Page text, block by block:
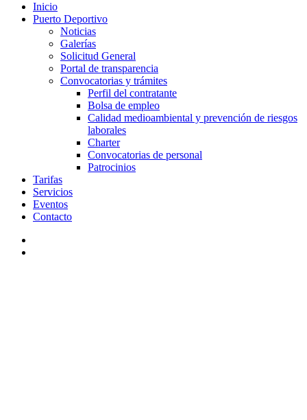
Inicio
Puerto Deportivo
Noticias
Galerías
Solicitud General
Portal de transparencia
Convocatorias y trámites
Perfil del contratante
Bolsa de empleo
Calidad medioambiental y prevención de riesgos
laborales
Charter
Convocatorias de personal
Patrocinios
Tarifas
Servicios
Eventos
Contacto